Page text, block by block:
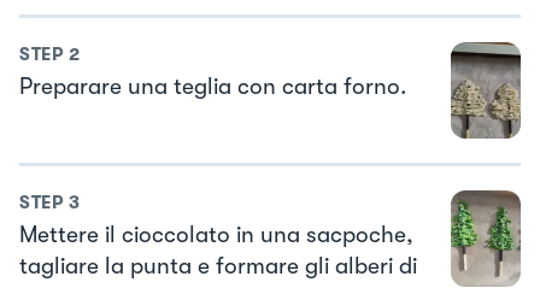
STEP 2
Preparare una teglia con carta forno.
STEP 3
Mettere il cioccolato in una sacpoche,
tagliare la punta e formare gli alberi di